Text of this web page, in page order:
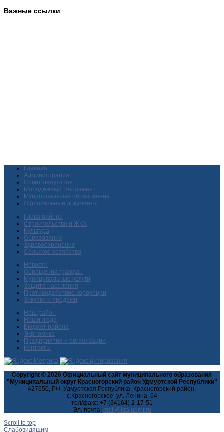
Важные ссылки
Главная
Администрация
Совет депутатов
Молодежный Парламент
Муниципальные образования
Официальные документы
Глава района
Строительство и ЖКХ
Культура
Образование
Здравоохранение
Сельское хозяйство
Новости
Обращения граждан
Муниципальные услуги
Защита населения
Противодействие коррупции
Закупки и продажи
Наш район
Наши люди
Бюджет района
Экономика
Предприятия и организации
Контакты
Copyright © 2026 Официальный сайт муниципального образования
"Муниципальный округ Красногорский район Удмуртской Республики"
427650, РФ, Удмуртская Республика, Красногорский район,
с.Красногорское, ул. Ленина, 64
тел/факс: +7 (34164) 2-17-51
Эл. почта:
Scroll to top
Слабовидящим